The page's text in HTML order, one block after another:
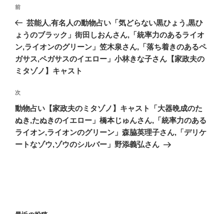
ビ
ゲ
ー
ン
前
の
投
稿
前
芸能人,有名人の動物占い「気どらない黒ひょう,黒ひ
ょうのブラック」街田しおんさん,「統率力のあるライオ
ン,ライオンのグリーン」笠木泉さん,「落ち着きのあるペ
ガサス,ペガサスのイエロー」小林きな子さん【家政夫の
ミタゾノ】キャスト
次
の
投
稿
次
動物占い【家政夫のミタゾノ】キャスト「大器晩成のた
ぬき,たぬきのイエロー」橋本じゅんさん,「統率力のある
ライオン,ライオンのグリーン」森脇英理子さん,「デリケ
ートなゾウ,ゾウのシルバー」野添義弘さん